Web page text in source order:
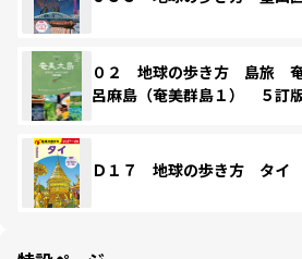
０２ 地球の歩き方 島旅
呂麻島（奄美群島１） ５訂
Ｄ１７ 地球の歩き方 タイ